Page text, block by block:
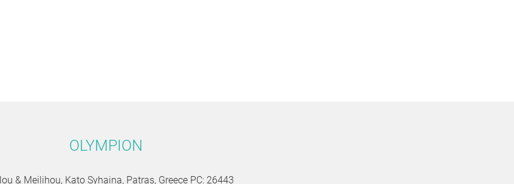
OLYMPION
& Meilihou, Kato Syhaina, Patras, Greece PC: 26443